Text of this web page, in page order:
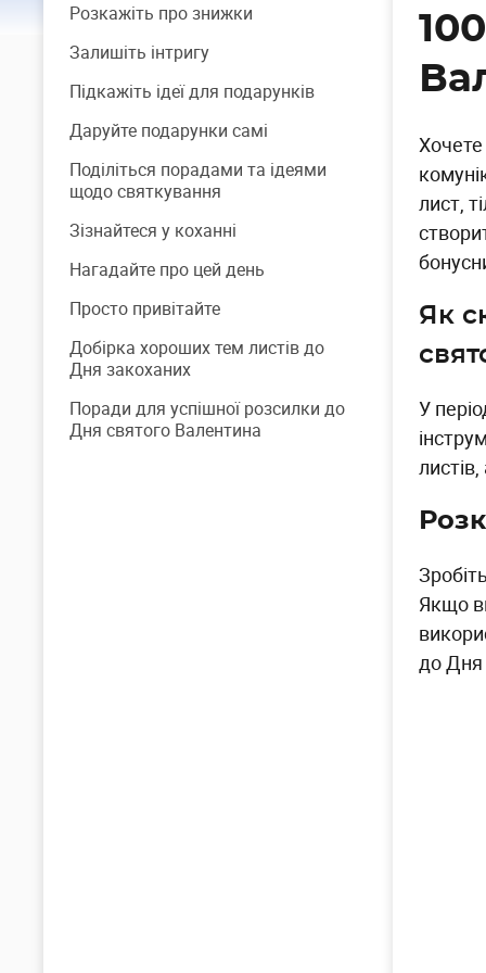
Розкажіть про знижки
Залишіть інтригу
Підкажіть ідеї для подарунків
Даруйте подарунки самі
Поділіться порадами та ідеями
щодо святкування
Зізнайтеся у коханні
Нагадайте про цей день
Просто привітайте
Добірка хороших тем листів до
Дня закоханих
Поради для успішної розсилки до
Дня святого Валентина
лист,
Як
У
Якщо
до Дня